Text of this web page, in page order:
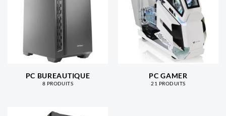
PC BUREAUTIQUE
8 PRODUITS
PC GAMER
21 PRODUITS